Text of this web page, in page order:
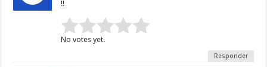
!!
Rate this item:
Submit Rating
No votes yet.
Responder